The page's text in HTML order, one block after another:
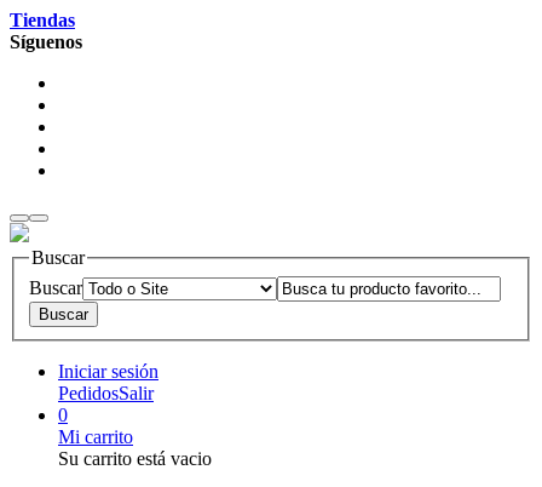
Tiendas
Síguenos
Buscar
Buscar
Iniciar sesión
PedidosSalir
0
Mi carrito
Su carrito está vacio